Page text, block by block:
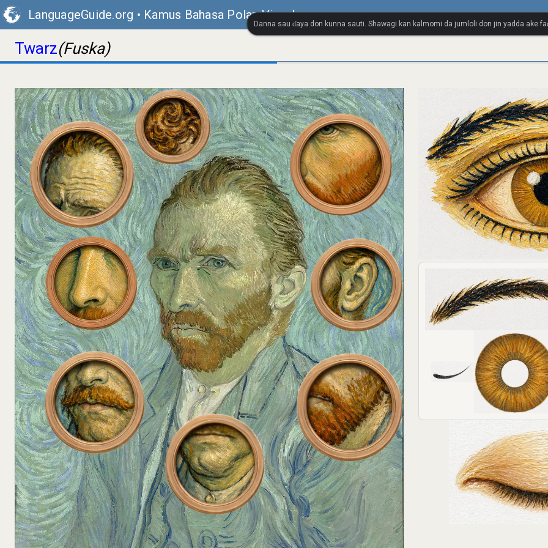
LanguageGuide.org • Kamus Bahasa Polan Visual
Twarz(Fuska)
Danna sau ɗaya don kunna sauti. Shawagi kan kalmomi da jumloli don jin yadda ake